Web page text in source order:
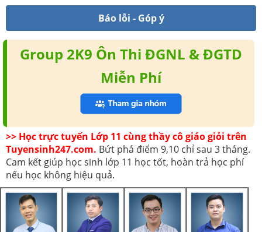
Báo lỗi - Góp ý
Group 2K9 Ôn Thi ĐGNL & ĐGTD
Miễn Phí
>> Học trực tuyến Lớp 11 cùng thầy cô giáo giỏi trên
Tuyensinh247.com. Bứt phá điểm 9,10 chỉ sau 3 tháng.
Cam kết giúp học sinh lớp 11 học tốt, hoàn trả học phí
nếu học không hiệu quả.